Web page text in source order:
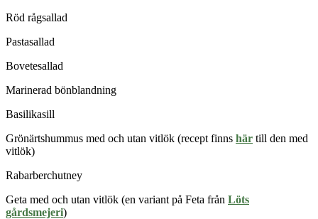
Röd rågsallad
Pastasallad
Bovetesallad
Marinerad bönblandning
Basilikasill
Grönärtshummus med och utan vitlök (recept finns här till den med
vitlök)
Rabarberchutney
Geta med och utan vitlök (en variant på Feta från Löts
gårdsmejeri)